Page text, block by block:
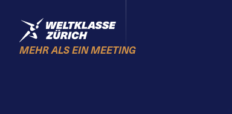
Home
MEHR ALS EIN MEETING